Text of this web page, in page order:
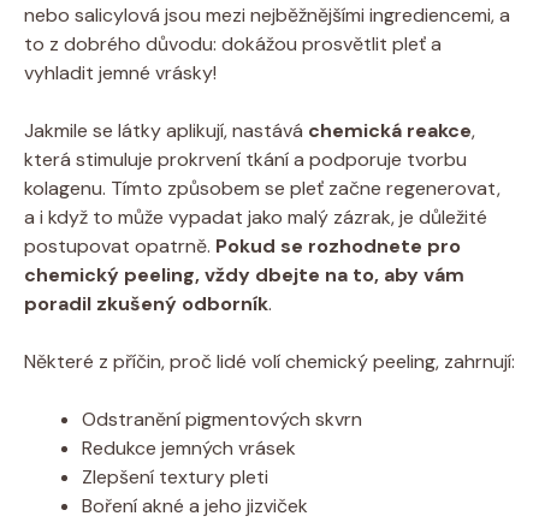
nebo salicylová jsou mezi nejběžnějšími ingrediencemi, a
to z dobrého důvodu: dokážou prosvětlit pleť a
vyhladit jemné vrásky!
Jakmile se látky aplikují, nastává chemická reakce,
která stimuluje prokrvení tkání a podporuje tvorbu
kolagenu. Tímto způsobem se pleť začne regenerovat,
a i když to může vypadat jako malý zázrak, je důležité
postupovat opatrně. Pokud se rozhodnete pro
chemický peeling, vždy dbejte na to, aby vám
poradil zkušený odborník.
Některé z příčin, proč lidé volí chemický peeling, zahrnují:
Odstranění pigmentových skvrn
Redukce jemných vrásek
Zlepšení textury pleti
Boření akné a jeho jizviček